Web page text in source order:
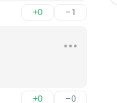
+0 –1
+0 –0